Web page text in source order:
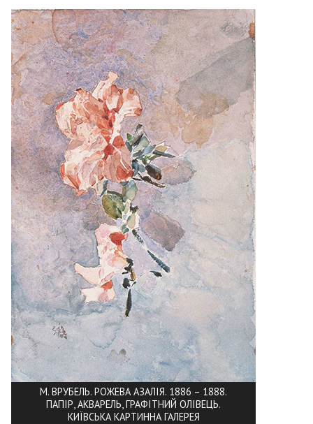
М. ВРУБЕЛЬ. РОЖЕВА АЗАЛІЯ. 1886 – 1888.
ПАПІР, АКВАРЕЛЬ, ГРАФІТНИЙ ОЛІВЕЦЬ.
КИЇВСЬКА КАРТИННА ГАЛЕРЕЯ